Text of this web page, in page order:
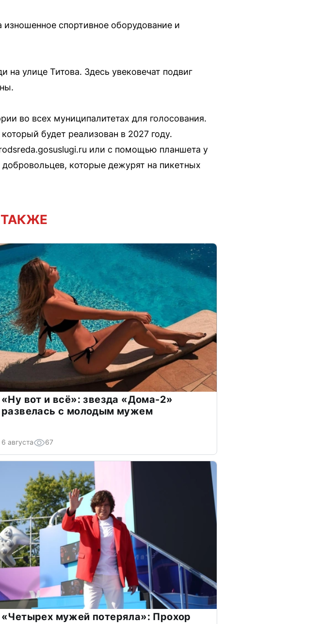
спортивное оборудование и
на улице Титова. Здесь увековечат подвиг
во всех муниципалитетах для голосования.
будет реализован в 2027 году.
или с помощью планшета у
которые дежурят на пикетных
«Ну вот и всё»: звезда «Дома-2»
развелась с молодым мужем
6 августа 67
«Четырех мужей потеряла»: Прохор